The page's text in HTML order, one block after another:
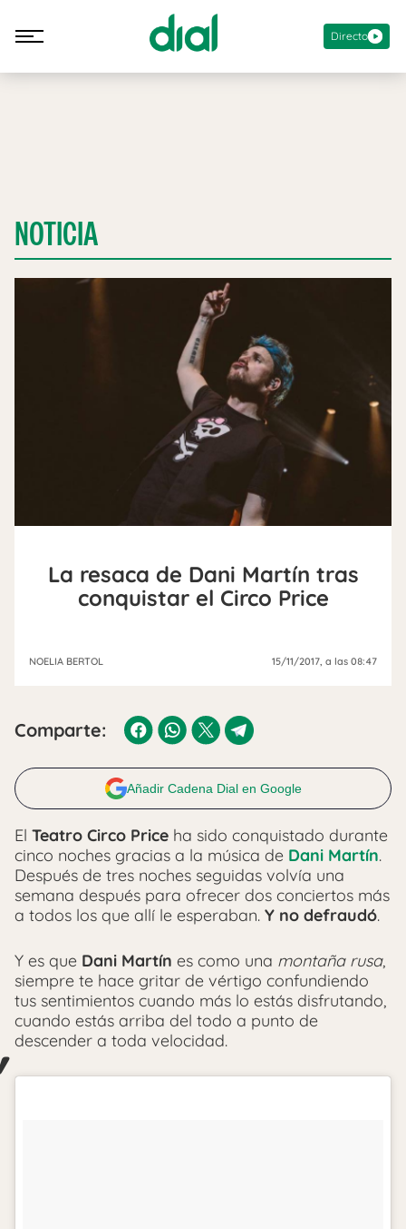
Directo
NOTICIA
La resaca de Dani Martín tras
conquistar el Circo Price
NOELIA BERTOL 15/11/2017, a las 08:47
Comparte:
Añadir Cadena Dial en Google
El Teatro Circo Price ha sido conquistado durante
cinco noches gracias a la música de Dani Martín.
Después de tres noches seguidas volvía una
semana después para ofrecer dos conciertos más
a todos los que allí le esperaban. Y no defraudó.
Y es que Dani Martín es como una montaña rusa,
siempre te hace gritar de vértigo confundiendo
tus sentimientos cuando más lo estás disfrutando,
cuando estás arriba del todo a punto de
descender a toda velocidad.